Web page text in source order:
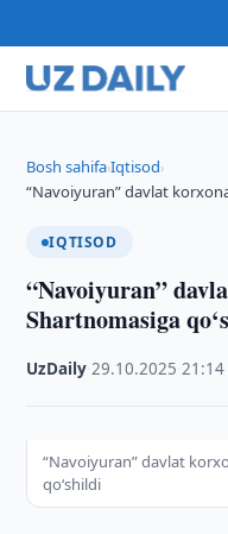
Bosh sahifa›Iqtisod›
“Navoiyuran” davlat
IQTISOD
“Navoiyuran”
Shartnomasiga
UzDaily ·29.10.2025 ·21:14
“Navoiyuran” davlat
qo‘shildi